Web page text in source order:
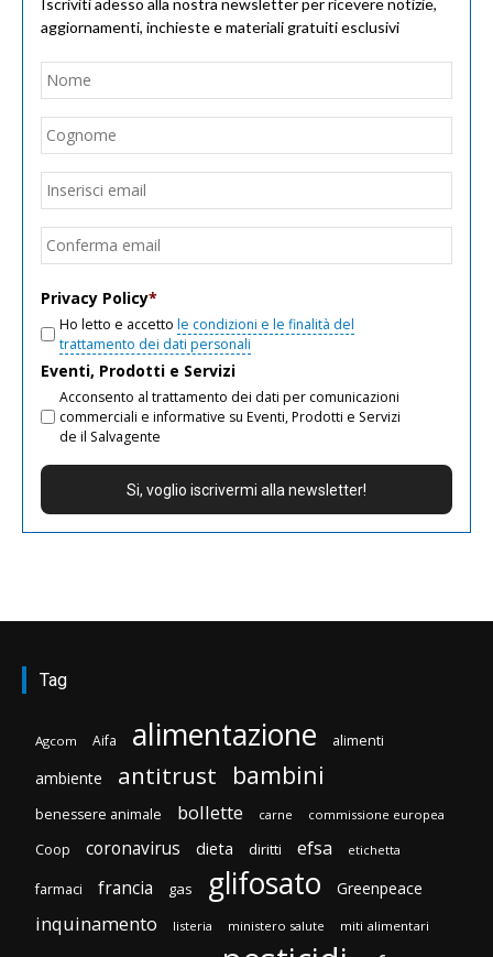
aggiornamenti, inchieste e materiali gratuiti esclusivi
Nome
Email
Privacy Policy*
Ho letto e accetto le condizioni e le finalità del
trattamento dei dati personali
Eventi, Prodotti e Servizi
Acconsento al trattamento dei dati per comunicazioni
commerciali e informative su Eventi, Prodotti e Servizi
de il Salvagente
Tag
Agcom Aifa alimentazione alimenti
ambiente antitrust bambini
benessere animale bollette carne commissione europea
Coop coronavirus dieta diritti efsa etichetta
farmaci francia gas glifosato Greenpeace
inquinamento listeria ministero salute miti alimentari